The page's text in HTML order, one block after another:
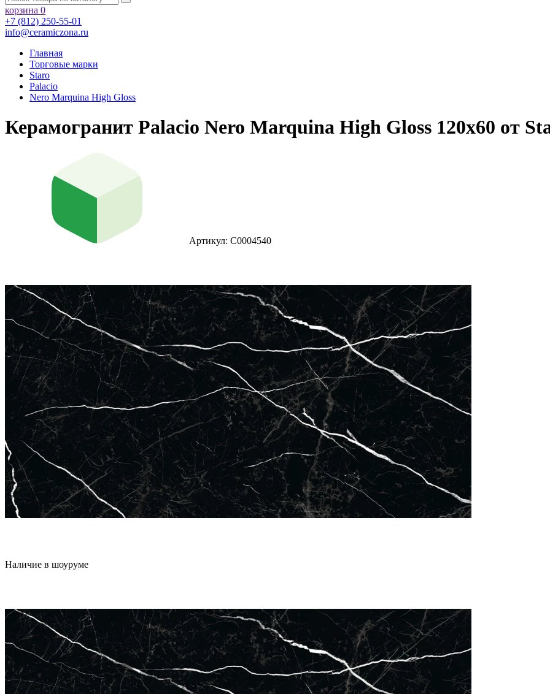
корзина 0
+7 (812) 250-55-01
info@ceramiczona.ru
Главная
Торговые марки
Staro
Palacio
Nero Marquina High Gloss
Керамогранит Palacio Nero Marquina High Gloss 120x60 от
Артикул: С0004540
Наличие в шоуруме